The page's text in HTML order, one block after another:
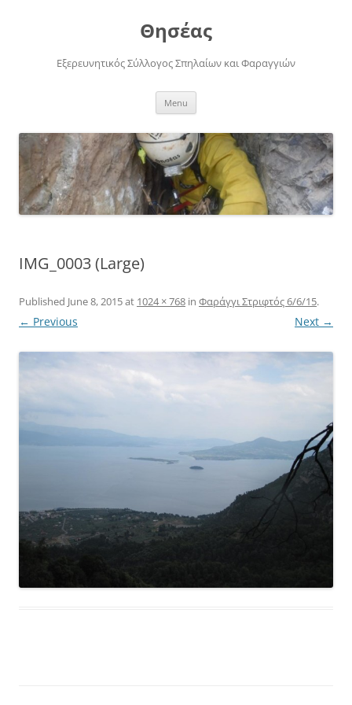
Θησέας
Εξερευνητικός Σύλλογος Σπηλαίων και Φαραγγιών
Menu
IMG_0003 (Large)
Published June 8, 2015at 1024 × 768 in Φαράγγι Στριφτός 6/6/15.
← Previous Next →